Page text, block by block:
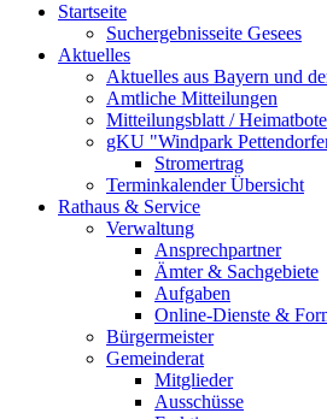
Startseite
Suchergebnisseite Gesees
Aktuelles
Aktuelles aus Bayern und
Amtliche Mitteilungen
Mitteilungsblatt / Heimatbote
gKU "Windpark
Stromertrag
Terminkalender Übersicht
Rathaus & Service
Verwaltung
Ansprechpartner
Ämter & Sachgebiete
Aufgaben
Online-Dienste &
Bürgermeister
Gemeinderat
Mitglieder
Ausschüsse